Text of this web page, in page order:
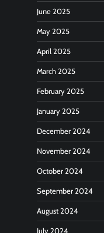
June 2025
May 2025
April 2025
March 2025
February 2025
January 2025
December 2024
November 2024
October 2024
September 2024
August 2024
July 2024